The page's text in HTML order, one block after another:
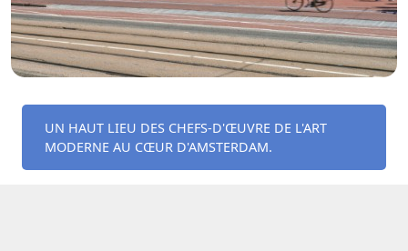
UN HAUT LIEU DES CHEFS-D'ŒUVRE DE L'ART
MODERNE AU CŒUR D'AMSTERDAM.